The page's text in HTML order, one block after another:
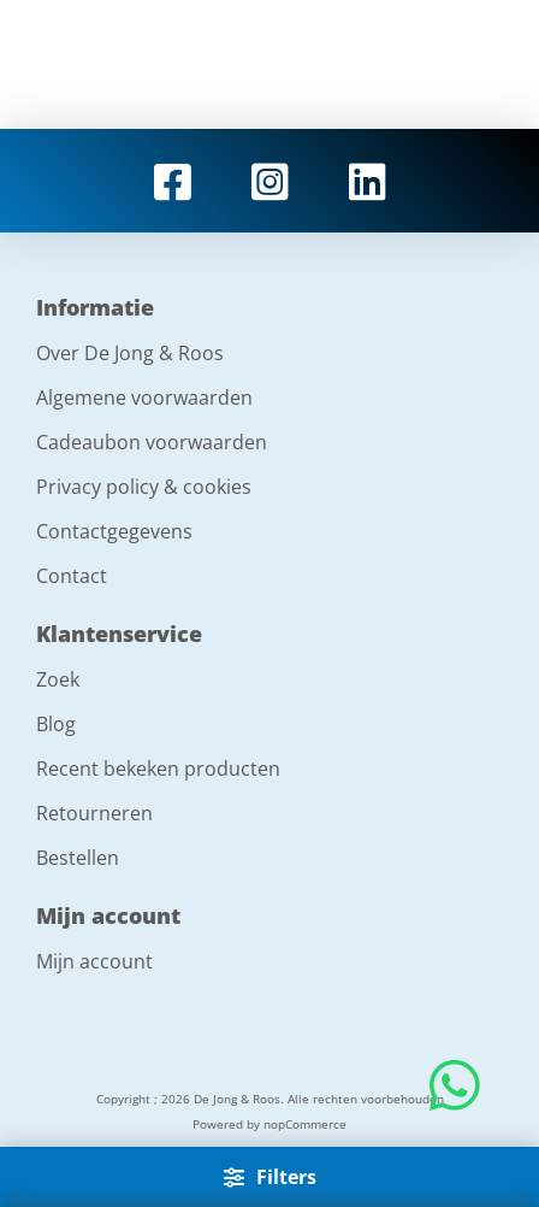
Filters
Informatie
Over De Jong & Roos
Algemene voorwaarden
Cadeaubon voorwaarden
Privacy policy & cookies
Contactgegevens
Contact
Klantenservice
Zoek
Blog
Recent bekeken producten
Retourneren
Bestellen
Mijn account
Mijn account
Copyright ; 2026 De Jong & Roos. Alle rechten voorbehouden
Powered by nopCommerce